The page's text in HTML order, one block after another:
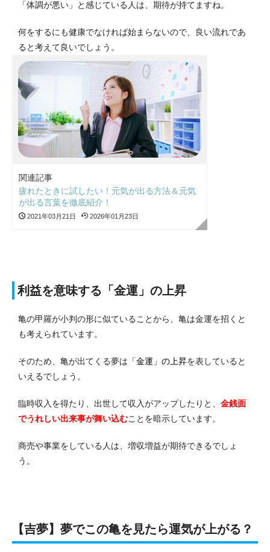
「体調が悪い」と感じている人は、期待が持てますね。
何をするにも健康でなければ始まらないので、良い流れであ
ると考えて良いでしょう。
関連記事
疲れたときに試したい！元気が出る方法＆元気
が出る言葉を徹底紹介！
2021年03月21日 2026年01月23日
利益を意味する「金運」の上昇
亀の甲羅が小判の形に似ていることから、亀は金運を招くと
も考えられています。
そのため、亀が出てくる夢は 「金運」の上昇を表していると
いえるでしょう。
臨時収入を得たり、出世して収入がアップしたりと、 金銭面
でうれしい出来事が舞い込むことを暗示しています。
商売や事業をしている人は、増収増益が期待できるでしょ
う。
【吉夢】夢でこの亀を見たら運気が上がる？